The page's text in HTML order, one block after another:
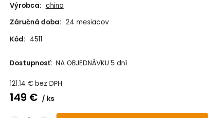
Výrobca: china
Záručná doba: 24 mesiacov
Kód: 4511
Dostupnosť: NA OBJEDNÁVKU 5 dní
121.14 € bez DPH
149 € ks